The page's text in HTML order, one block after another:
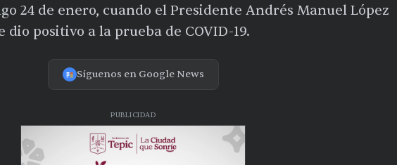
24 de enero, cuando el Presidente Andrés Manuel López
positivo a la prueba de COVID-19.
Síguenos en Google News
PUBLICIDAD